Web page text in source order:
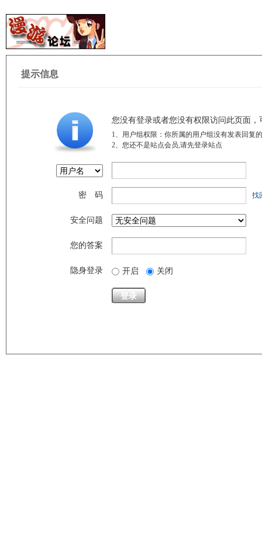
提示信息
您没有登录或者您没有权限访问此页面
1、用户组权限：你所属的用户组没有发表回复
2、您还不是站点会员,请先登录站点
密 码 找
安全问题
您的答案
隐身登录 开启 关闭
登录